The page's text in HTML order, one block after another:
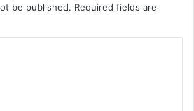
be published. Required fields are